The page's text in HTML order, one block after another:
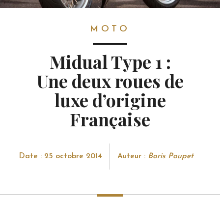
MOTO
Midual Type 1 :
Une deux roues de
luxe d’origine
Française
Date : 25 octobre 2014 Auteur : Boris Poupet